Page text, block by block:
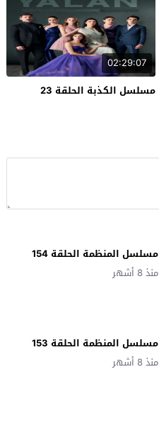
02:29:07
مسلسل الكذبة الحلقة 23
مسلسل المنظمة الحلقة 154
منذ 8 أشهر
مسلسل المنظمة الحلقة 153
منذ 8 أشهر